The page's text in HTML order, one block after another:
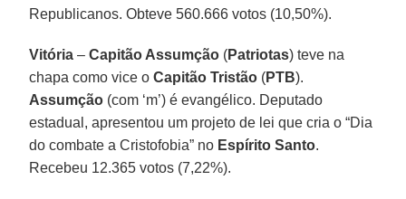
Republicanos. Obteve 560.666 votos (10,50%).
Vitória –Capitão Assumção (Patriotas) teve na
chapa como vice oCapitão Tristão (PTB).
Assumção (com ‘m’) é evangélico. Deputado
estadual, apresentou um projeto de lei que cria o “Dia
do combate a Cristofobia” no Espírito Santo.
Recebeu 12.365 votos (7,22%).